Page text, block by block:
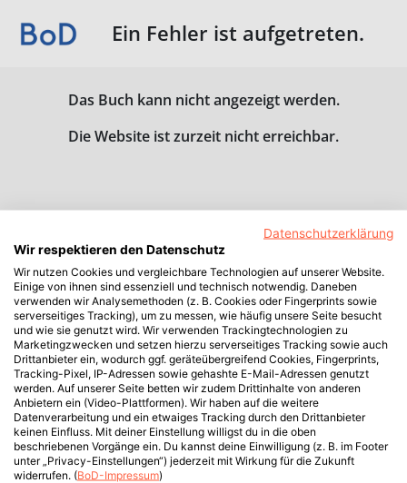
Ein Fehler ist aufgetreten.
Das Buch kann nicht angezeigt werden.
Die Website ist zurzeit nicht erreichbar.
Datenschutzerklärung
Wir respektieren den Datenschutz
Wir nutzen Cookies und vergleichbare Technologien auf unserer Website.
Einige von ihnen sind essenziell und technisch notwendig. Daneben
verwenden wir Analysemethoden (z. B. Cookies oder Fingerprints sowie
serverseitiges Tracking), um zu messen, wie häufig unsere Seite besucht
und wie sie genutzt wird. Wir verwenden Trackingtechnologien zu
Marketingzwecken und setzen hierzu serverseitiges Tracking sowie auch
Drittanbieter ein, wodurch ggf. geräteübergreifend Cookies, Fingerprints,
Tracking-Pixel, IP-Adressen sowie gehashte E-Mail-Adressen genutzt
werden. Auf unserer Seite betten wir zudem Drittinhalte von anderen
Anbietern ein (Video-Plattformen). Wir haben auf die weitere
Datenverarbeitung und ein etwaiges Tracking durch den Drittanbieter
keinen Einfluss. Mit deiner Einstellung willigst du in die oben
beschriebenen Vorgänge ein. Du kannst deine Einwilligung (z. B. im Footer
unter „Privacy-Einstellungen“) jederzeit mit Wirkung für die Zukunft
widerrufen. (BoD-Impressum)